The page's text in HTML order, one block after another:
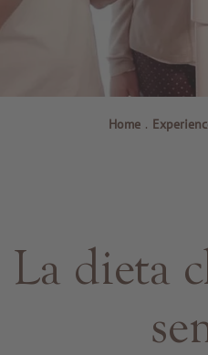
Home .
La dieta